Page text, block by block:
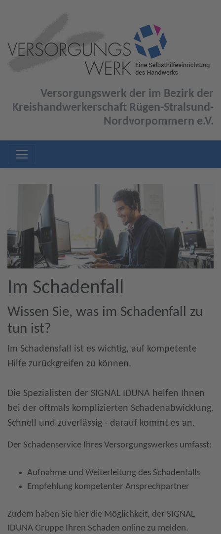
Versorgungswerk der im Bezirk der
Kreishandwerkerschaft Rügen-Stralsund-
Nordvorpommern e.V.
Im Schadenfall
Wissen Sie, was im Schadenfall zu
tun ist?
Im Schadensfall ist es wichtig, auf kompetente
Hilfe zurückgreifen zu können.
Die Spezialisten der SIGNAL IDUNA helfen Ihnen
bei der oftmals komplizierten Schadenabwicklung.
Schnell und zuverlässig - darauf kommt es an.
Der Schadenservice Ihres Versorgungswerkes umfasst:
Aufnahme und Weiterleitung des Schadenfalls
Empfehlung kompetenter Ansprechpartner
Zudem haben Sie hier die Möglichkeit, der SIGNAL
IDUNA Gruppe Ihren Schaden online zu melden.